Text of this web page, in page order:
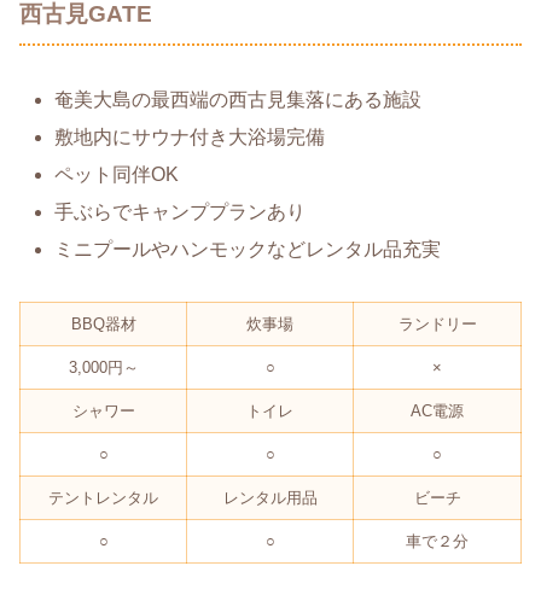
西古見GATE
奄美大島の最西端の西古見集落にある施設
敷地内にサウナ付き大浴場完備
ペット同伴OK
手ぶらでキャンププランあり
ミニプールやハンモックなどレンタル品充実
BBQ器材 炊事場 ランドリー
3,000円～ ○ ×
シャワー トイレ AC電源
○ ○ ○
テントレンタル レンタル用品 ビーチ
○ ○ 車で２分